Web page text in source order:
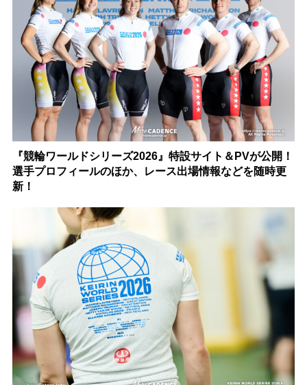
『競輪ワールドシリーズ2026』特設サイト＆PVが公開！
選手プロフィールのほか、レース出場情報などを随時更
新！